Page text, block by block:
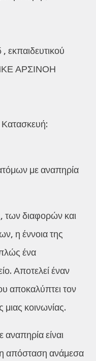
εκπαιδευτικού
ΑΡΣΙΝΟΗ
με αναπηρία
των διαφορών και
η έννοια της
ένα
Αποτελεί έναν
αποκαλύπτει τον
κοινωνίας.
είναι
απόσταση ανάμεσα